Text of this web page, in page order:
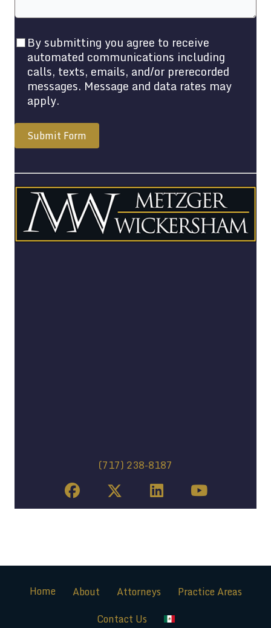
By submitting you agree to receive
automated communications including
calls, texts, emails, and/or prerecorded
messages. Message and data rates may
apply.
Submit Form
(717) 238-8187
Home About Attorneys
Practice Areas
Contact Us